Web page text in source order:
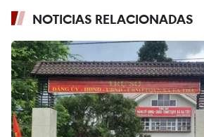
NOTICIAS RELACIONADAS